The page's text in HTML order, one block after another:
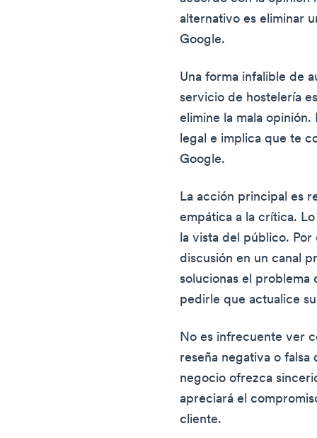
alternativo es eliminar
Google.
Una forma infalible de
servicio de hostelería
elimine la mala
legal e implica que te
Google.
La acción principal es
empática a la crítica.
la vista del público.
discusión en un canal
solucionas el problema
pedirle que actualice
No es infrecuente ver
reseña negativa o
negocio ofrezca
apreciará el
cliente.